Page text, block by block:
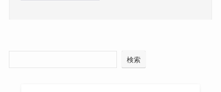
検索